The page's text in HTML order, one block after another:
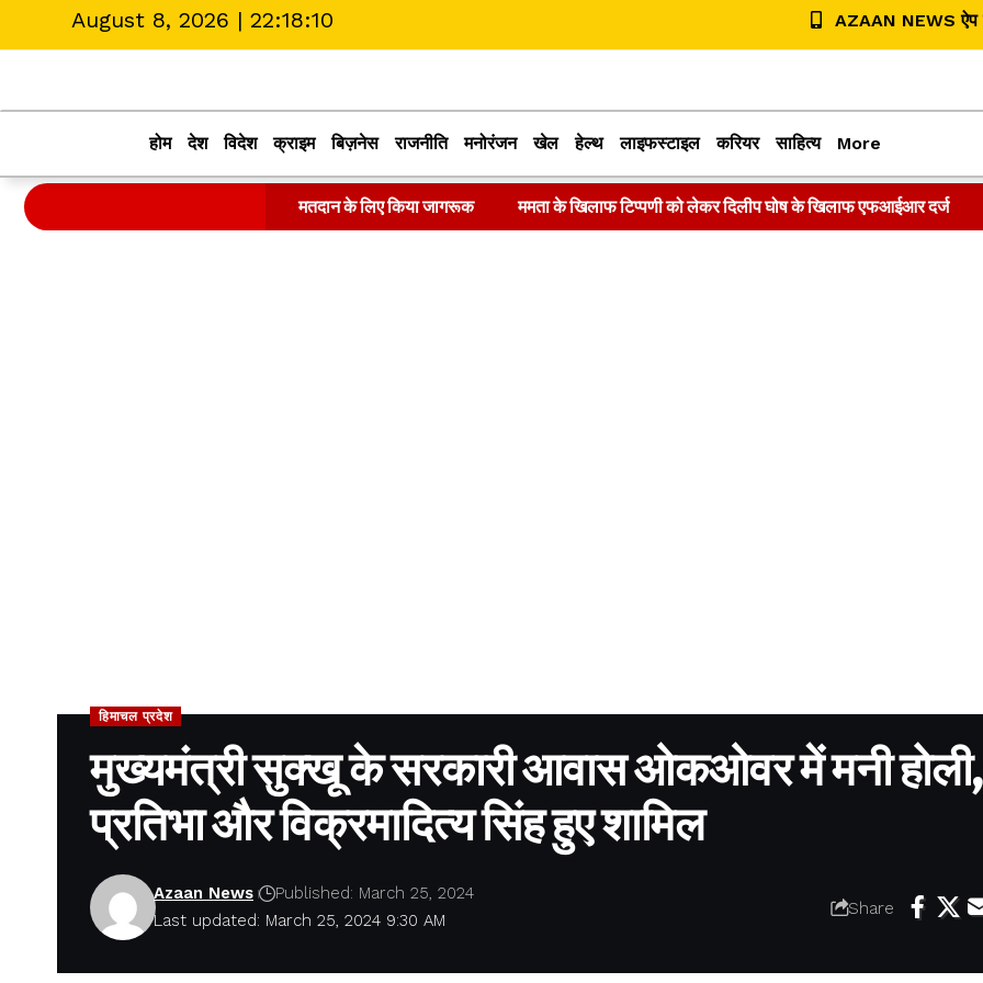
August 8, 2026 |22:18:10 AZAAN NEWS ऐप
होम देश विदेश क्राइम बिज़नेस राजनीति मनोरंजन खेल हेल्थ लाइफस्टाइल करियर साहित्य More
मतदान के लिए किया जागरूक ममता के खिलाफ टिप्पणी को लेकर दिलीप घोष के खिलाफ एफआईआर दर्ज
हिमाचल प्रदेश
मुख्यमंत्री सुक्खू के सरकारी आवास ओकओवर में मनी होली,
प्रतिभा और विक्रमादित्य सिंह हुए शामिल
Last updated: March 25, 2024 9:30 AM
Azaan News Published: March 25, 2024
Share